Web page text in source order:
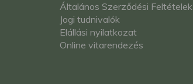
Általános Szerződési Feltételek
Jogi tudnivalók
Elállási nyilatkozat
Online vitarendezés